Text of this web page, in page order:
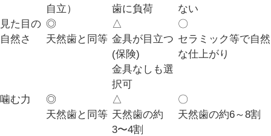
自立）
歯に負荷
ない
見た目の
自然さ
◎
天然歯と同等
△
金具が目立つ
(保険)
金具なしも選
択可
〇
セラミック等で自然
な仕上がり
噛む力
◎
天然歯と同等
△
天然歯の約
3〜4割
〇
天然歯の約6～8割